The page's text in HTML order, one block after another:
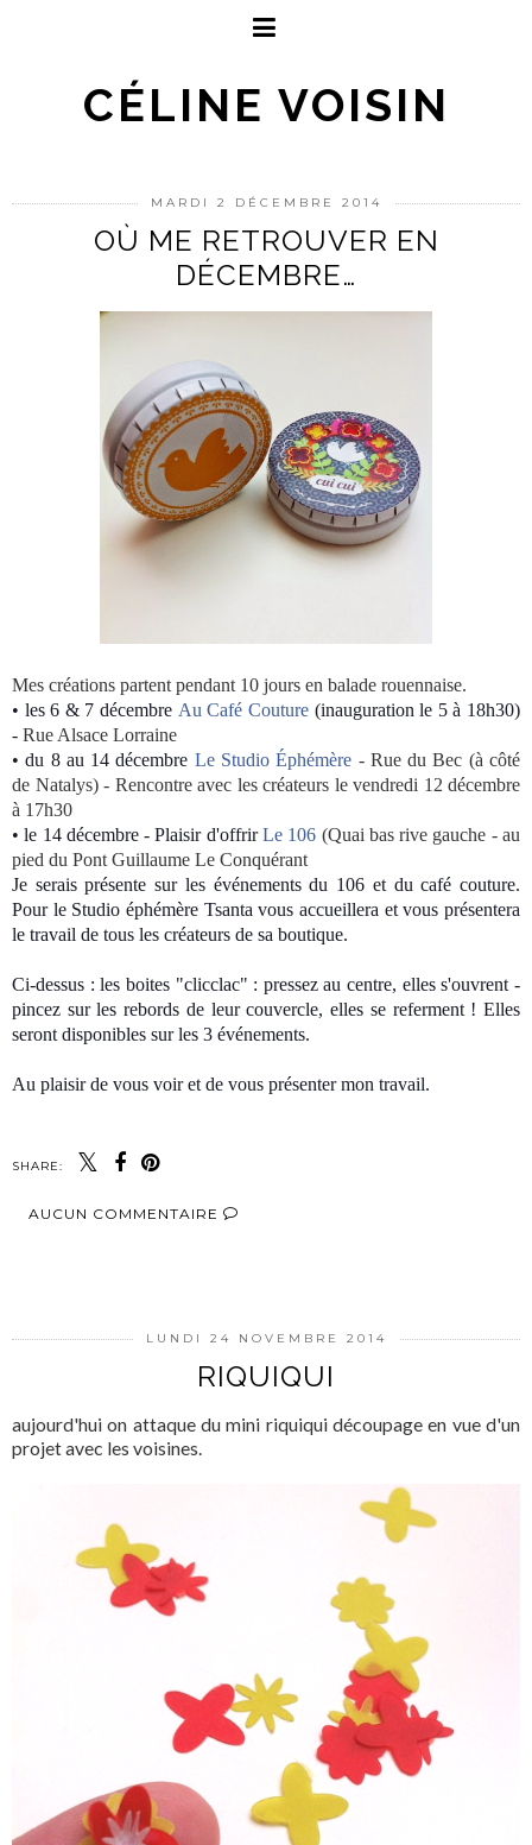
CÉLINE VOISIN
MARDI 2 DÉCEMBRE 2014
OÙ ME RETROUVER EN
DÉCEMBRE…
Mes créations partent pendant 10 jours en balade rouennaise.
• les 6 & 7 décembre Au Café Couture(inauguration le 5 à 18h30)
- Rue Alsace Lorraine
• du 8 au 14 décembre Le Studio Éphémère - Rue du Bec (à côté
de Natalys) - Rencontre avec les créateurs le vendredi 12 décembre
à 17h30
• le 14 décembre - Plaisir d'offrirLe 106 (Quai bas rive gauche - au
pied du Pont Guillaume Le Conquérant
Je serais présente sur les événements du 106 et du café couture.
Pour le Studio éphémère Tsanta vous accueillera et vous présentera
le travail de tous les créateurs de sa boutique.
Ci-dessus : les boites "clicclac" : pressez au centre, elles s'ouvrent -
pincez sur lesrebords de leur couvercle, elles se referment ! Elles
seront disponibles sur les 3 événements.
Au plaisir de vous voir et de vous présenter mon travail.
SHARE:
AUCUN COMMENTAIRE
LUNDI 24 NOVEMBRE 2014
RIQUIQUI
aujourd'hui on attaque du mini riquiqui découpage en vue d'un
projet avec les voisines.